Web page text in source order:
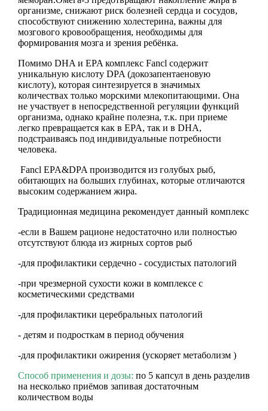
организме, снижают риск болезней сердца и сосудов,
способствуют снижению холестерина, важны для
мозгового кровообращения, необходимы для
формирования мозга и зрения ребёнка.
Помимо DHA и EPA комплекс Fancl содержит
уникальную кислоту DPA (докозапентаеновую
кислоту), которая синтезируется в значимых
количествах только морскими млекопитающими. Она
не участвует в непосредственной регуляции функций
организма, однако крайне полезна, т.к. при приеме
легко превращается как в EPA, так и в DHA,
подстраиваясь под индивидуальные потребности
человека.
Fancl EPA&DPA производится из голубых рыб,
обитающих на больших глубинах, которые отличаются
высоким содержанием жира.
Традиционная медицина рекомендует данный комплекс
-если в Вашем рационе недостаточно или полностью
отсутствуют блюда из жирных сортов рыб
-для профилактики сердечно - сосудистых патологий
-при чрезмерной сухости кожи в комплексе с
косметическими средствами
-для профилактики церебральных патологий
- детям и подросткам в период обучения
-для профилактики ожирения (ускоряет метаболизм )
Способ применения и дозы: по 5 капсул в день разделив
на несколько приёмов запивая достаточным
количеством воды